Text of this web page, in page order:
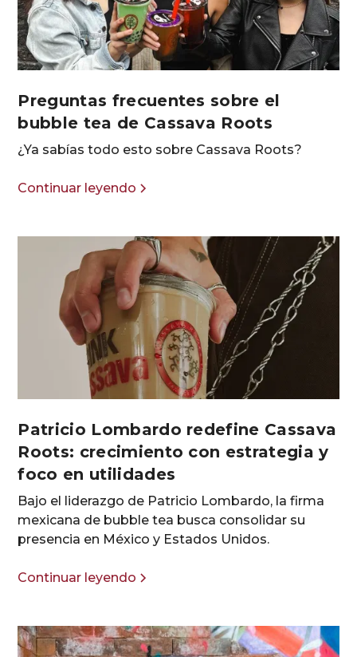
Preguntas frecuentes sobre el
bubble tea de Cassava Roots
¿Ya sabías todo esto sobre Cassava Roots?
Continuar leyendo
Patricio Lombardo redefine Cassava
Roots: crecimiento con estrategia y
foco en utilidades
Bajo el liderazgo de Patricio Lombardo, la firma
mexicana de bubble tea busca consolidar su
presencia en México y Estados Unidos.
Continuar leyendo